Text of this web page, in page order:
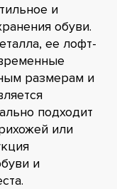
и
обуви.
ее лофт-
размерам и
подходит
или
и